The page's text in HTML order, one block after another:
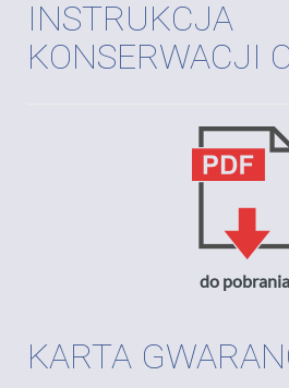
INSTRUKCJA
KONSERWACJI
do pobrania
KARTA